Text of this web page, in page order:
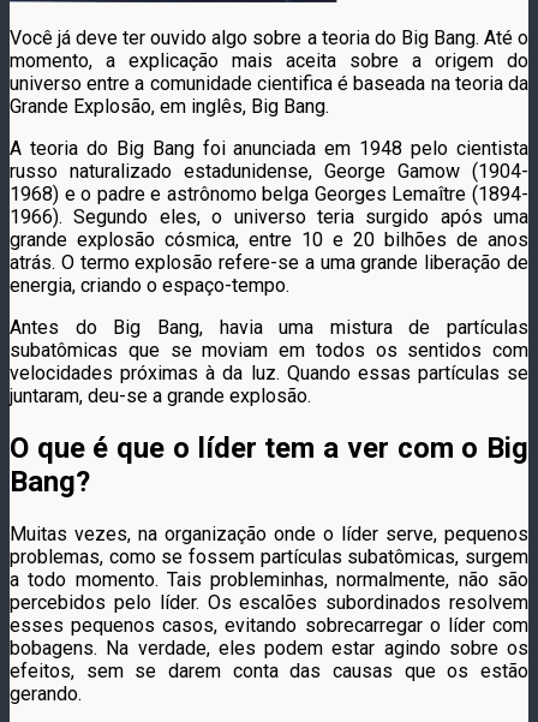
Você já deve ter ouvido algo sobre a teoria do Big Bang. Até o
momento, a explicação mais aceita sobre a origem do
universo entre a comunidade cientifica é baseada na teoria da
Grande Explosão, em inglês, Big Bang.
A teoria do Big Bang foi anunciada em 1948 pelo cientista
russo naturalizado estadunidense, George Gamow (1904-
1968) e o padre e astrônomo belga Georges Lemaître (1894-
1966). Segundo eles, o universo teria surgido após uma
grande explosão cósmica, entre 10 e 20 bilhões de anos
atrás. O termo explosão refere-se a uma grande liberação de
energia, criando o espaço-tempo.
Antes do Big Bang, havia uma mistura de partículas
subatômicas que se moviam em todos os sentidos com
velocidades próximas à da luz. Quando essas partículas se
juntaram, deu-se a grande explosão.
O que é que o líder tem a ver com o Big
Bang?
Muitas vezes, na organização onde o líder serve, pequenos
problemas, como se fossem partículas subatômicas, surgem
a todo momento. Tais probleminhas, normalmente, não são
percebidos pelo líder. Os escalões subordinados resolvem
esses pequenos casos, evitando sobrecarregar o líder com
bobagens. Na verdade, eles podem estar agindo sobre os
efeitos, sem se darem conta das causas que os estão
gerando.